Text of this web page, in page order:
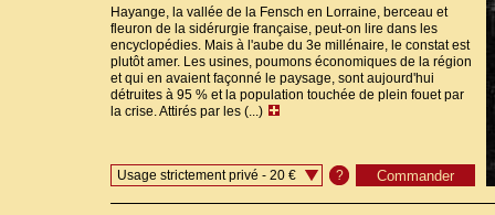
Hayange, la vallée de la Fensch en Lorraine, berceau et
fleuron de la sidérurgie française, peut-on lire dans les
encyclopédies. Mais à l'aube du 3e millénaire, le constat est
plutôt amer. Les usines, poumons économiques de la région
et qui en avaient façonné le paysage, sont aujourd'hui
détruites à 95 % et la population touchée de plein fouet par
la crise. Attirés par les (...)
Usage strictement privé - 20 € ?